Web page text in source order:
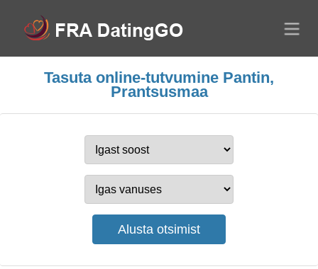
Tasuta online-tutvumine Pantin,
Prantsusmaa